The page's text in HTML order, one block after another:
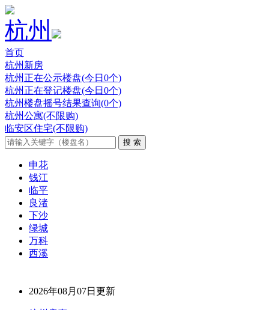
杭州
首页
杭州新房
杭州正在公示楼盘(今日0个)
杭州正在登记楼盘(今日0个)
杭州楼盘摇号结果查询(0个)
杭州公寓(不限购)
临安区住宅(不限购)
申花
钱江
临平
良渚
下沙
绿城
万科
西溪
2026年08月07日更新